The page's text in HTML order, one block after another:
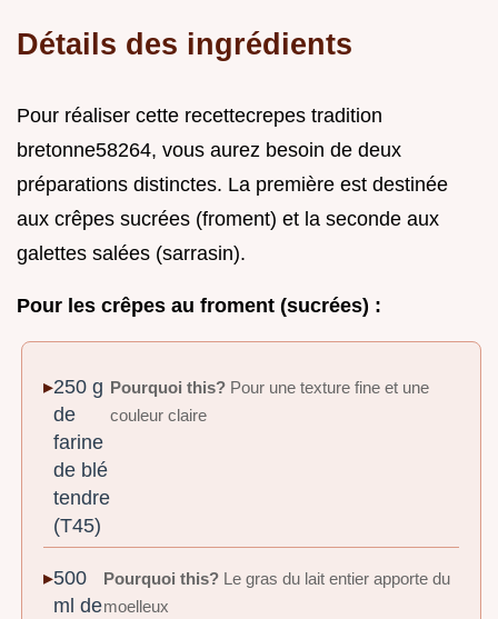
Détails des ingrédients
Pour réaliser cette recettecrepes tradition
bretonne58264, vous aurez besoin de deux
préparations distinctes. La première est destinée
aux crêpes sucrées (froment) et la seconde aux
galettes salées (sarrasin).
Pour les crêpes au froment (sucrées) :
250 g
de
farine
de blé
tendre
(T45)
Pourquoi this? Pour une texture fine et une
couleur claire
500
ml de
Pourquoi this? Le gras du lait entier apporte du
moelleux